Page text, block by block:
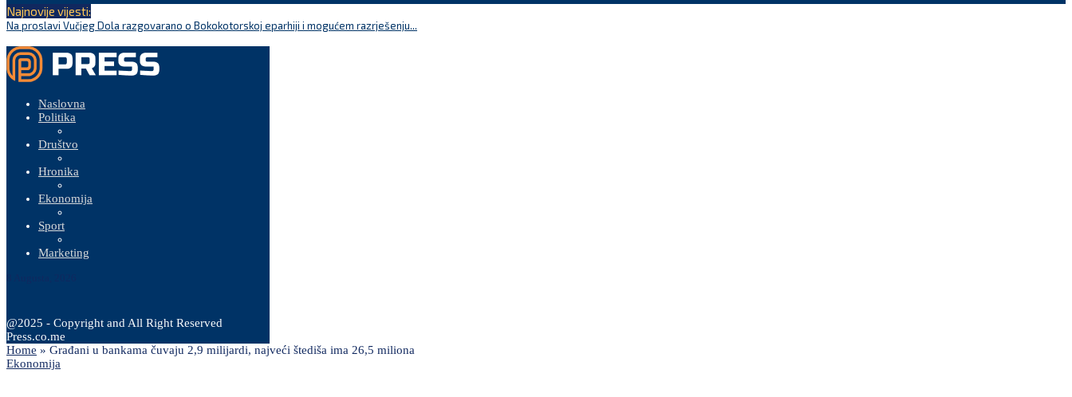
Najnovije vijesti:
Na proslavi Vučjeg Dola razgovarano o Bokokotorskoj eparhiji i mogućem razrješenju...
Naslovna
Politika
Društvo
Hronika
Ekonomija
Sport
Marketing
@2025 - Copyright and All Right Reserved
Press.co.me
Home » Građani u bankama čuvaju 2,9 milijardi, najveći štediša ima 26,5 miliona
Ekonomija